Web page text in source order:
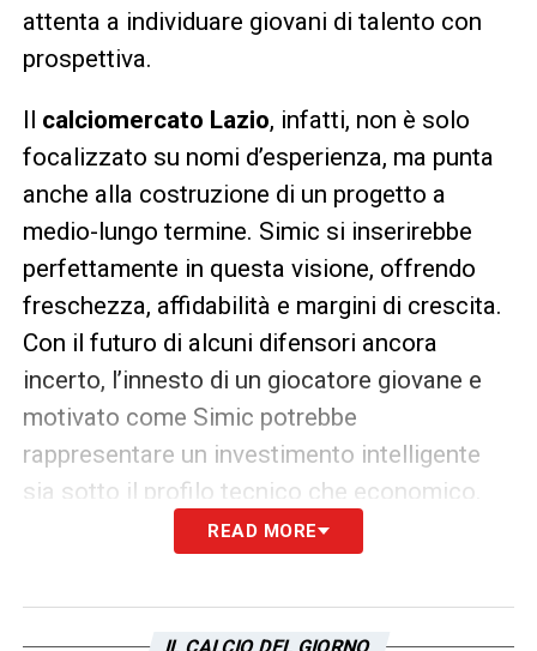
attenta a individuare giovani di talento con
prospettiva.
Il calciomercato Lazio, infatti, non è solo
focalizzato su nomi d’esperienza, ma punta
anche alla costruzione di un progetto a
medio-lungo termine. Simic si inserirebbe
perfettamente in questa visione, offrendo
freschezza, affidabilità e margini di crescita.
Con il futuro di alcuni difensori ancora
incerto, l’innesto di un giocatore giovane e
motivato come Simic potrebbe
rappresentare un investimento intelligente
sia sotto il profilo tecnico che economico.
Tuttavia, la concorrenza non manca: altri club
READ MORE